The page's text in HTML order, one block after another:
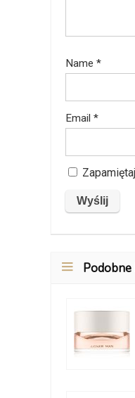
Name *
Email *